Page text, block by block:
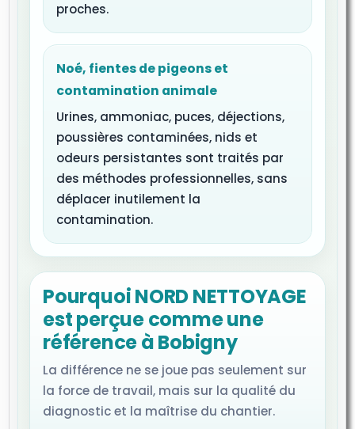
proches.
Noé, fientes de pigeons et
contamination animale
Urines, ammoniac, puces, déjections,
poussières contaminées, nids et
odeurs persistantes sont traités par
des méthodes professionnelles, sans
déplacer inutilement la
contamination.
Pourquoi NORD NETTOYAGE
est perçue comme une
référence à Bobigny
La différence ne se joue pas seulement sur
la force de travail, mais sur la qualité du
diagnostic et la maîtrise du chantier.